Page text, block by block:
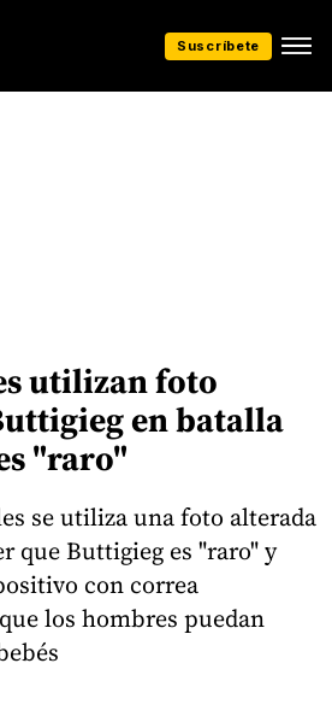
Suscríbete
utilizan foto
en batalla
"raro"
se utiliza una foto alterada
que Buttigieg es "raro" y
con correa
los hombres puedan